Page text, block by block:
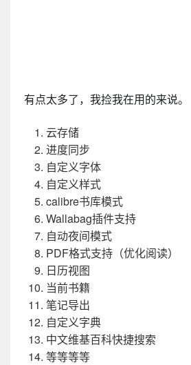
有点太多了，我捡我在用的来说。
云存储
进度同步
自定义字体
自定义样式
calibre书库模式
Wallabag插件支持
自动夜间模式
PDF格式支持（优化阅读）
日历视图
当前书籍
笔记导出
自定义字典
中文维基百科快捷搜索
等等等等